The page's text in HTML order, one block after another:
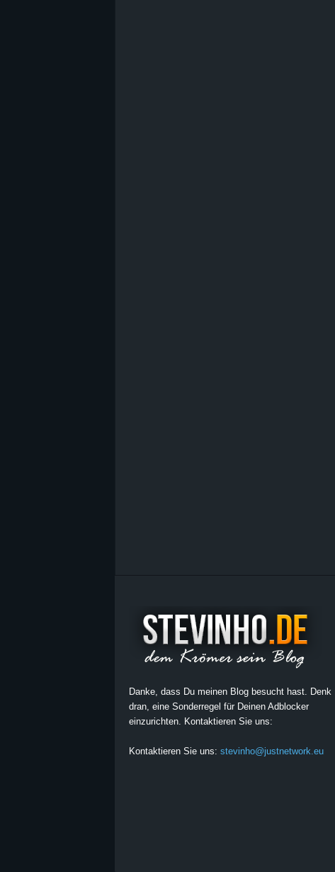
Danke, dass Du meinen Blog besucht hast. Denk
dran, eine Sonderregel für Deinen Adblocker
einzurichten. Kontaktieren Sie uns:
Kontaktieren Sie uns: stevinho@justnetwork.eu